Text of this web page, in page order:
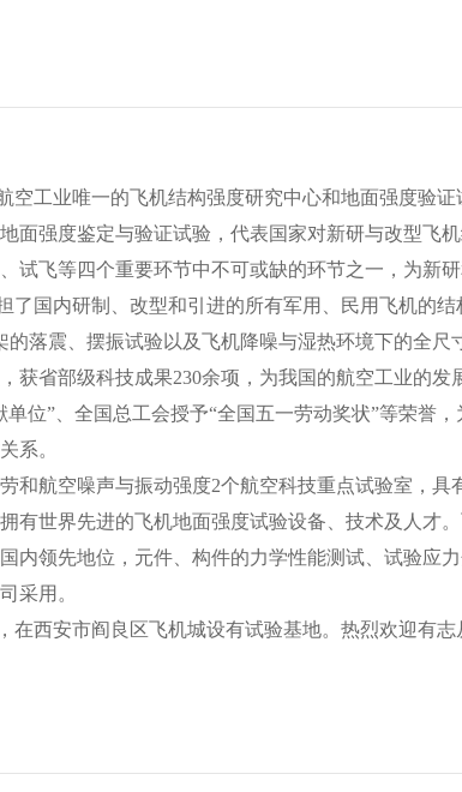
空工业唯一的飞机结构强度研究中心和地面强度验
面强度鉴定与验证试验，代表国家对新研与改型飞
试飞等四个重要环节中不可或缺的环节之一，为新
了国内研制、改型和引进的所有军用、民用飞机的
的落震、摆振试验以及飞机降噪与湿热环境下的全
获省部级科技成果230余项，为我国的航空工业的发
单位”、全国总工会授予“全国五一劳动奖状”等荣誉
系。
和航空噪声与振动强度2个航空科技重点试验室，具
有世界先进的飞机地面强度试验设备、技术及人才
内领先地位，元件、构件的力学性能测试、试验应
采用 。
在西安市阎良区飞机城设有试验基地。热烈欢迎有